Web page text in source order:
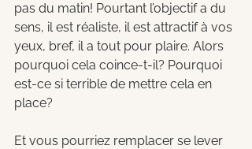
pas du matin! Pourtant l’objectif a du
sens, il est réaliste, il est attractif à vos
yeux, bref, il a tout pour plaire. Alors
pourquoi cela coince-t-il? Pourquoi
est-ce si terrible de mettre cela en
place?
Et vous pourriez remplacer se lever